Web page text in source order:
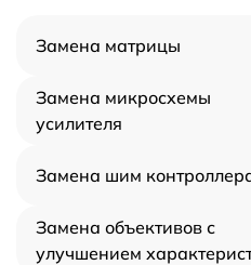
Замена матрицы
Замена микросхемы
усилителя
Замена шим
Замена объективов с
улучшением